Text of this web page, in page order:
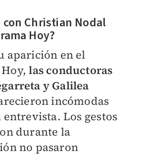
con Christian Nodal
Hoy?
aparición en el
Hoy,las conductoras
y Galilea
incómodas
Los gestos
durante la
no pasaron